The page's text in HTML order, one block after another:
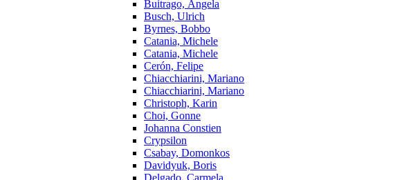
Buitrago, Ángela
Busch, Ulrich
Byrnes, Bobbo
Catania, Michele
Catania, Michele
Cerón, Felipe
Chiacchiarini, Mariano
Chiacchiarini, Mariano
Christoph, Karin
Choi, Gonne
Johanna Constien
Crypsilon
Csabay, Domonkos
Davidyuk, Boris
Delgado, Carmela